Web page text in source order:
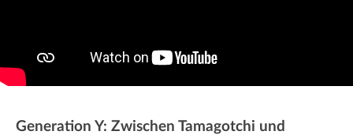
Generation Y: Zwischen Tamagotchi und